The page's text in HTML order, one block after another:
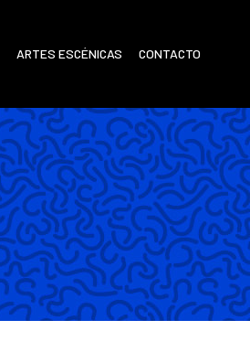
ARTES ESCÉNICAS CONTACTO